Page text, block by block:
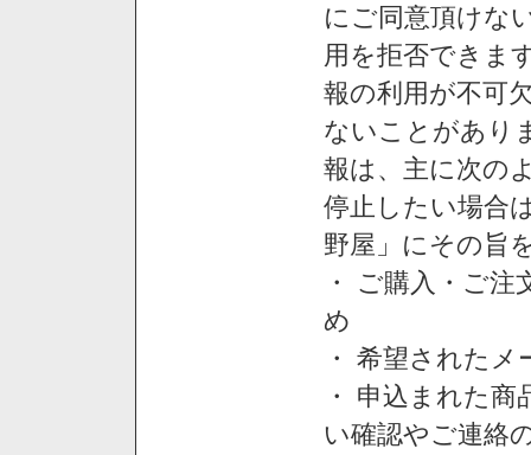
にご同意頂けな
用を拒否できま
報の利用が不可
ないことがあり
報は、主に次の
停止したい場合
野屋」にその旨
・ ご購入・ご
め
・ 希望された
・ 申込まれた
い確認やご連絡